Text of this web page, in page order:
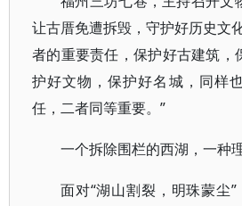
让古厝免遭拆毁，守护好历史文
者的重要责任，保护好古建筑，
护好文物，保护好名城，同样
任，二者同等重要。”
一个拆除围栏的西湖，一种理
面对“湖山割裂，明珠蒙尘